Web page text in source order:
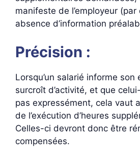
manifeste de l’employeur (par
absence d’information
Précision :
Lorsqu’un salarié informe son
surcroît d’activité, et que
pas expressément, cela vaut
de l’exécution d’heures
Celles-ci devront donc être
compensées.